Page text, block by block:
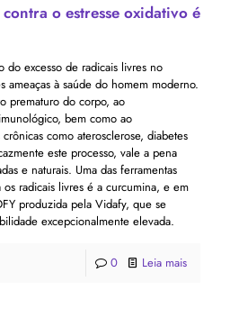
o estresse oxidativo é
do excesso de radicais livres no
ameaças à saúde do homem moderno.
prematuro do corpo, ao
bem como ao
como aterosclerose, diabetes
este processo, vale a pena
e naturais. Uma das ferramentas
os radicais livres é a curcumina, e em
produzida pela Vidafy, que se
excepcionalmente elevada.
0 Leia mais